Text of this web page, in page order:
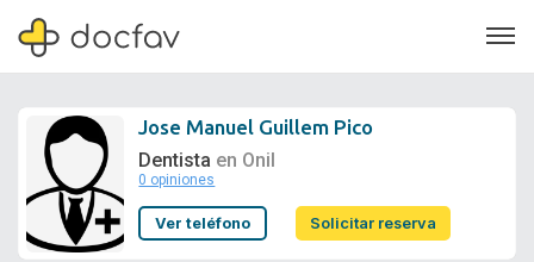
Soporte
Jose Manuel Guillem Pico
Dentista en Onil
0 opiniones
Ver teléfono Solicitar reserva